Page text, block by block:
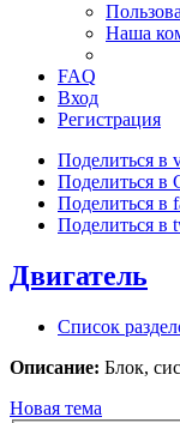
Наша
FAQ
Вход
Регистрация
Поделиться в
Поделиться в
Поделиться в
Поделиться в
Двигатель
Список
Описание: Блок,
Новая тема